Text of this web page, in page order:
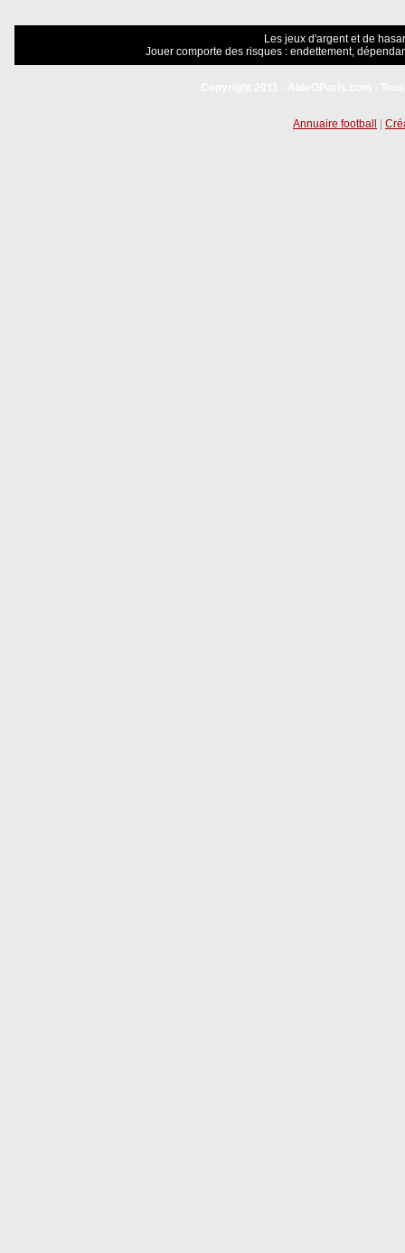
Les jeux d'argent et de
Jouer comporte des risques : endettement,
Annuaire football